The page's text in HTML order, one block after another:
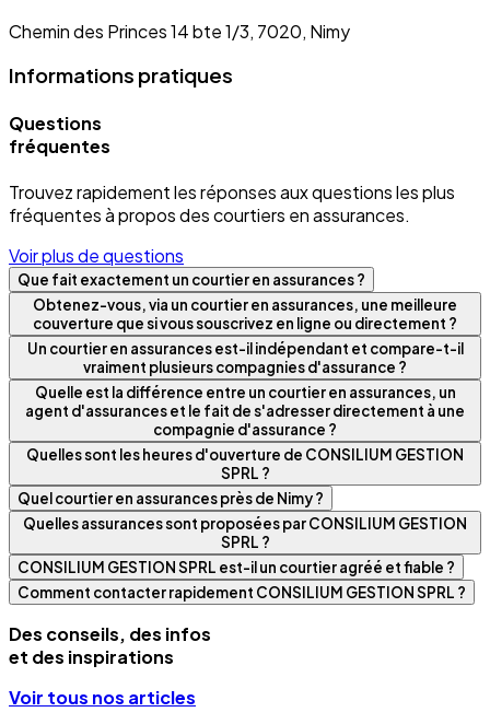
Chemin des Princes 14 bte 1/3, 7020, Nimy
Informations pratiques
Questions
fréquentes
Trouvez rapidement les réponses aux questions les plus
fréquentes à propos des courtiers en assurances.
Voir plus de questions
Que fait exactement un courtier en assurances ?
Obtenez-vous, via un courtier en assurances, une meilleure
couverture que si vous souscrivez en ligne ou directement ?
Un courtier en assurances est-il indépendant et compare-t-il
vraiment plusieurs compagnies d'assurance ?
Quelle est la différence entre un courtier en assurances, un
agent d'assurances et le fait de s'adresser directement à une
compagnie d'assurance ?
Quelles sont les heures d'ouverture de CONSILIUM GESTION
SPRL ?
Quel courtier en assurances près de Nimy ?
Quelles assurances sont proposées par CONSILIUM GESTION
SPRL ?
CONSILIUM GESTION SPRL est-il un courtier agréé et fiable ?
Comment contacter rapidement CONSILIUM GESTION SPRL ?
Des conseils, des infos
et des inspirations
Voir tous nos articles